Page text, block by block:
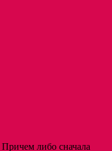
либо сначала